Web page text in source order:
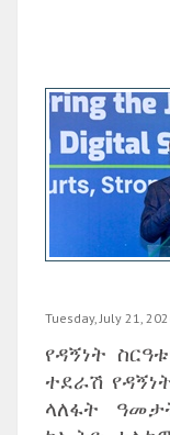
Tuesday, July 21,
የዳኝነት
ተደራሽ
ላለፋት